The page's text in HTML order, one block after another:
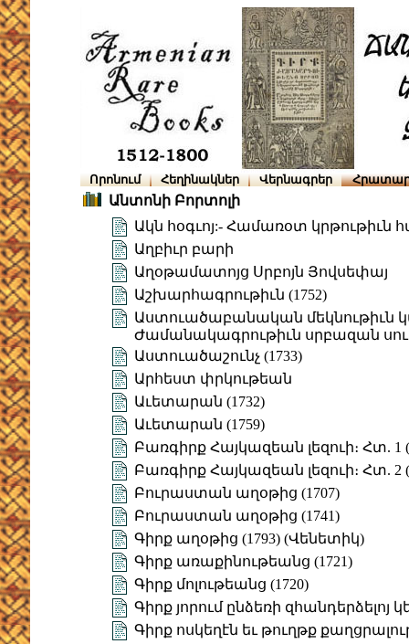
Որոնում Հեղինակներ Վերնագրեր
Անտոնի Բորտոլի
Ակն հօգւոյ:- Համառօտ կրթութիւն
Աղբիւր բարի
Աղօթամատոյց Սրբոյն Յովսեփայ
Աշխարհագրութիւն (1752)
Աստուածաբանական մեկնութիւն
Ժամանակագրութիւն սրբազան
Աստուածաշունչ (1733)
Արհեստ փրկութեան
Աւետարան (1732)
Աւետարան (1759)
Բառգիրք Հայկազեան լեզուի։ Հտ. 1
Բառգիրք Հայկազեան լեզուի։ Հտ. 2
Բուրաստան աղօթից (1707)
Բուրաստան աղօթից (1741)
Գիրք աղօթից (1793) (Վենետիկ)
Գիրք առաքինութեանց (1721)
Գիրք մոլութեանց (1720)
Գիրք յորում ընձեռի զհանդերձելոյ
Գիրք ոսկեղէն եւ թուղթք